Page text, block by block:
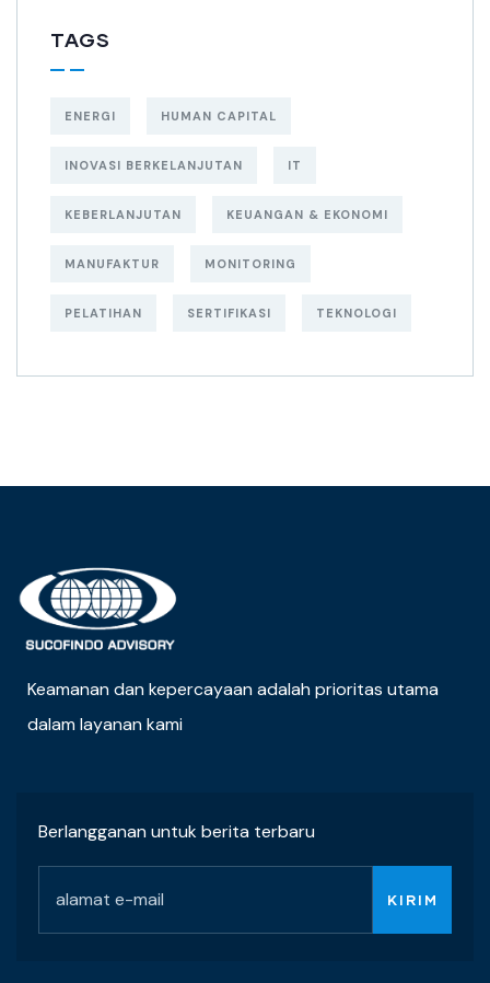
TAGS
ENERGI HUMAN CAPITAL
INOVASI BERKELANJUTAN IT
KEBERLANJUTAN KEUANGAN & EKONOMI
MANUFAKTUR MONITORING
PELATIHAN SERTIFIKASI TEKNOLOGI
Keamanan dan kepercayaan adalah prioritas utama
dalam layanan kami
Berlangganan untuk berita terbaru